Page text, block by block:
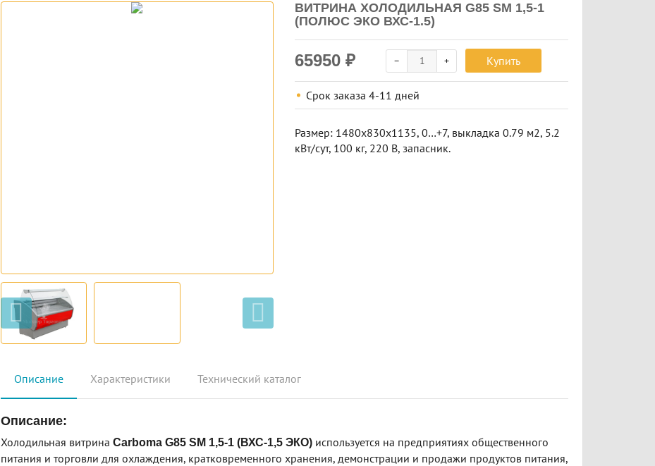
ВИТРИНА ХОЛОДИЛЬНАЯ G85 SM 1,5-1
(ПОЛЮС ЭКО ВХС-1.5)
65950₽ Купить
Срок заказа4-11 дней
Размер: 1480х830х1135, 0…+7, выкладка 0.79 м2, 5.2
кВт/сут, 100 кг, 220 В, запасник.
Описание Характеристики Технический каталог
Описание:
Холодильная витрина Carboma G85 SM 1,5-1 (ВХС-1,5 ЭКО) используется на предприятиях общественного
питания и торговли для охлаждения, кратковременного хранения, демонстрации и продажи продуктов питания,